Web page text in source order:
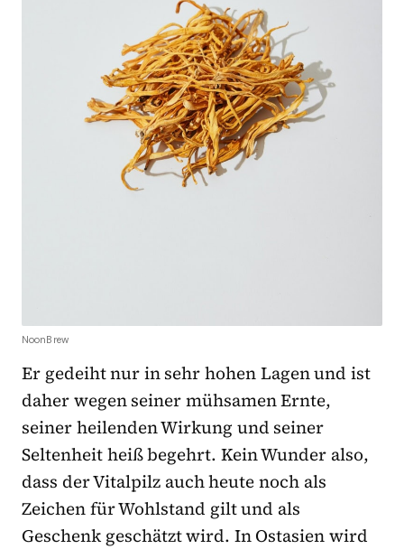
NoonBrew
Er gedeiht nur in sehr hohen Lagen und ist
daher wegen seiner mühsamen Ernte,
seiner heilenden Wirkung und seiner
Seltenheit heiß begehrt. Kein Wunder also,
dass der Vitalpilz auch heute noch als
Zeichen für Wohlstand gilt und als
Geschenk geschätzt wird. In Ostasien wird